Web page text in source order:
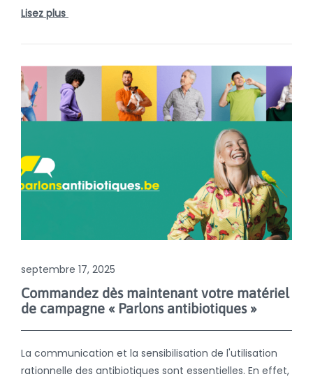
Lisez plus
septembre 17, 2025
Commandez dès maintenant votre matériel
de campagne « Parlons antibiotiques »
La communication et la sensibilisation de l'utilisation
rationnelle des antibiotiques sont essentielles. En effet,